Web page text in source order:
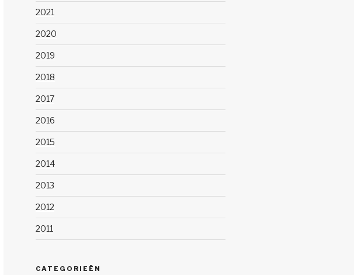
2021
2020
2019
2018
2017
2016
2015
2014
2013
2012
2011
CATEGORIEËN